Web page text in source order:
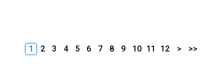
1 2 3 4 5 6 7 8 9 10 11 12 > >>